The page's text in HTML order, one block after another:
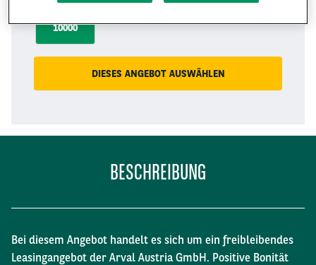
10000
DIESES ANGEBOT AUSWÄHLEN
BESCHREIBUNG
Bei diesem Angebot handelt es sich um ein freibleibendes
Leasingangebot der Arval Austria GmbH. Positive Bonität